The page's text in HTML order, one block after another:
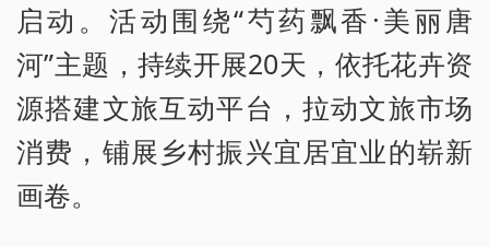
启动。活动围绕“芍药飘香·美丽唐
河”主题，持续开展20天，依托花卉资
源搭建文旅互动平台，拉动文旅市场
消费，铺展乡村振兴宜居宜业的崭新
画卷。